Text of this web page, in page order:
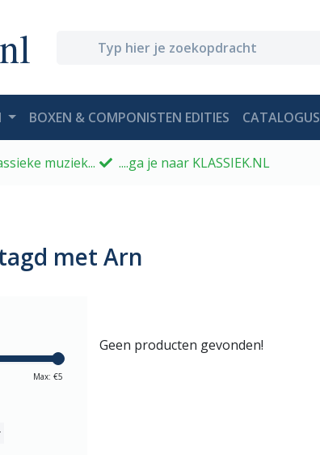
BOXEN & COMPONISTEN EDITIES CATALOGUS
muziek... ....ga je naar KLASSIEK.NL
met Arn
Max: €5
Geen producten gevonden!